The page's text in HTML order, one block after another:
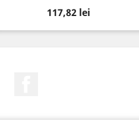
Pret
117,82 lei